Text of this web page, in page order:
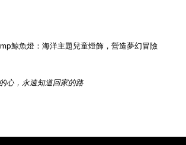
鯨魚燈：海洋主題兒童燈飾，營造夢幻冒險
心，永遠知道回家的路